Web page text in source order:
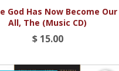
 Vista rápida
God Has Now Become Our
All, The (Music CD)
$ 15.00